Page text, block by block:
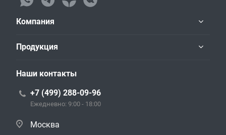
Компания
Продукция
Наши контакты
+7 (499) 288-09-96
Ежедневно: 9:00 - 18:00
Москва